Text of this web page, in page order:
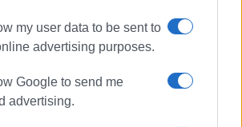
my user data to be sent to
advertising purposes.
Google to send me
advertising.